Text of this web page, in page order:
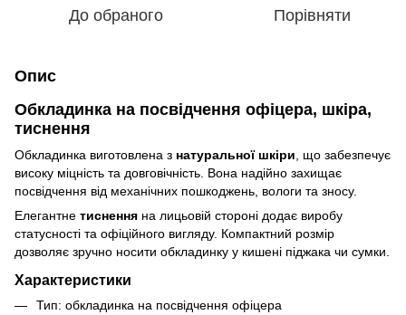
До обраного Порівняти
Опис
Обкладинка на посвідчення офіцера, шкіра,
тиснення
Обкладинка виготовлена з натуральної шкіри , що забезпечує
високу міцність та довговічність. Вона надійно захищає
посвідчення від механічних пошкоджень, вологи та зносу.
Елегантне тиснення на лицьовій стороні додає виробу
статусності та офіційного вигляду. Компактний розмір
дозволяє зручно носити обкладинку у кишені піджака чи сумки.
Характеристики
Тип: обкладинка на посвідчення офіцера